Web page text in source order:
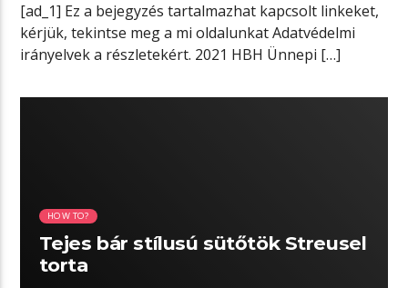
[ad_1] Ez a bejegyzés tartalmazhat kapcsolt linkeket,
kérjük, tekintse meg a mi oldalunkat Adatvédelmi
irányelvek a részletekért. 2021 HBH Ünnepi […]
HOW TO?
Tejes bár stílusú sütőtök Streusel
torta